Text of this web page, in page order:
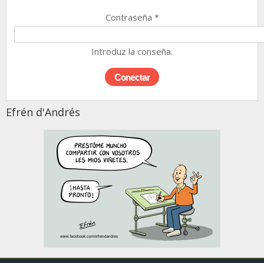
Contraseña *
Introduz la conseña.
Efrén d'Andrés